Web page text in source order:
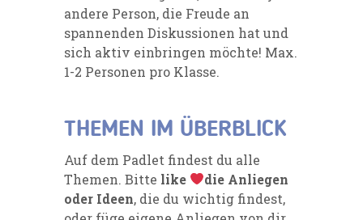
andere Person, die Freude an
spannenden Diskussionen hat und
sich aktiv einbringen möchte! Max.
1-2 Personen pro Klasse.
THEMEN IM ÜBERBLICK
Auf dem Padlet findest du alle
Themen. Bitte like
die Anliegen
oder Ideen, die du wichtig findest,